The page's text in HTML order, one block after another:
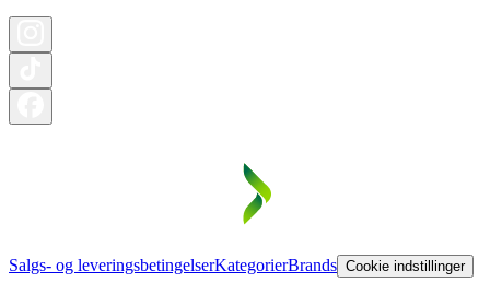
Salgs- og leveringsbetingelserKategorierBrands Cookie indstillinger